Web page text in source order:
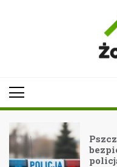
policją